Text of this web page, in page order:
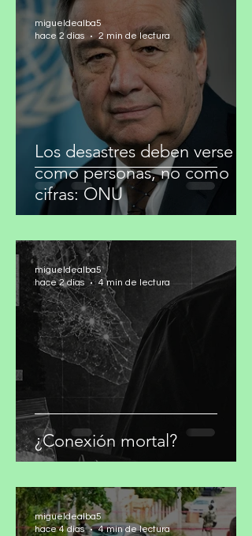
Convocatoria para cubrir
basura cero, gestión de
residuos y acción climática
Los desastres deben verse
como personas, no como
cifras: ONU
migueldealba5
hace 2 días
2 min de lectura
migueldealba5
4 min de lectura